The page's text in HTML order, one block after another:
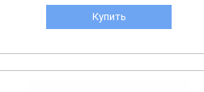
Купить